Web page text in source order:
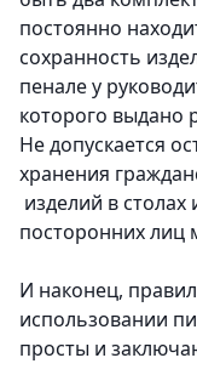
постоянно
сохранность
пенале у
которого выдано
Не допускается
хранения
изделий в
посторонних лиц
И наконец,
использовании
просты и